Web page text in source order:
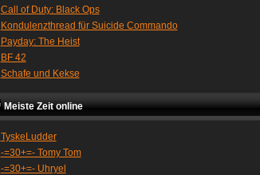
Call of Duty: Black Ops
Kondulenzthread für Suicide Commando
Payday: The Heist
BF 42
Schafe und Kekse
Meiste Zeit online
TyskeLudder
-=30+=- Tomy Tom
-=30+=- Uhryel